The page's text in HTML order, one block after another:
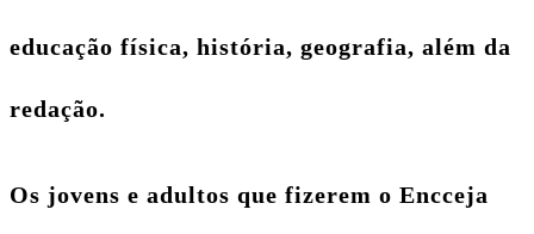
educação física, história, geografia, além da
redação.
Os jovens e adultos que fizerem o Encceja